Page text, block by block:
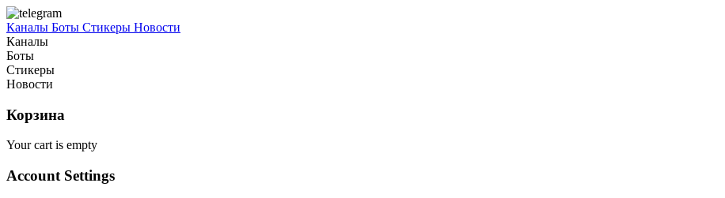
Каналы Боты Стикеры Новости
Каналы
Боты
Стикеры
Новости
Корзина
Your cart is empty
Account Settings